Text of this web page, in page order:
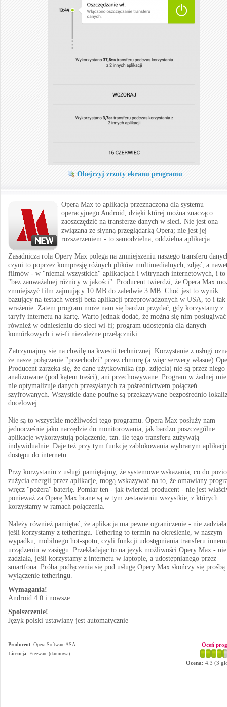
Obejrzyj zrzuty ekranu programu
Opera Max to aplikacja przeznaczona dla systemu
operacyjnego Android, dzięki której można znacząco
zaoszczędzić na transferze danych w sieci. Nie jest ona
związana ze słynną przeglądarką Opera; nie jest jej
rozszerzeniem - to samodzielna, oddzielna aplikacja.
Zasadnicza rola Opery Max polega na zmniejszeniu naszego transferu
czyni to poprzez kompresję różnych plików multimedialnych, zdjęć, a
filmów - w "niemal wszystkich" aplikacjach i witrynach internetowych, i to
"bez zauważalnej różnicy w jakości". Producent twierdzi, że Opera Max
zmniejszyć film zajmujący 10 MB do zaledwie 3 MB. Choć jest to wynik
bazujący na testach wersji beta aplikacji przeprowadzonych w USA, to i
wrażenie. Zatem program może nam się bardzo przydać, gdy korzystamy z
taryfy internetu na kartę. Warto jednak dodać, że można się nim posługiwać
również w odniesieniu do sieci wi-fi; program udostępnia dla danych
komórkowych i wi-fi niezależne przełączniki.
Zatrzymajmy się na chwilę na kwestii technicznej. Korzystanie z usługi
że nasze połączenie "przechodzi" przez chmurę (a więc serwery własne)
Producent zarzeka się, że dane użytkownika (np. zdjęcia) nie są przez niego
analizowane (pod kątem treści), ani przechowywane. Program w żadnej
nie optymalizuje danych przesyłanych za pośrednictwem połączeń
szyfrowanych. Wszystkie dane poufne są przekazywane bezpośrednio
docelowej.
Nie są to wszystkie możliwości tego programu. Opera Max posłuży nam
jednocześnie jako narzędzie do monitorowania, jak bardzo poszczególne
aplikacje wykorzystują połączenie, tzn. ile tego transferu zużywają
indywidualnie. Daje też przy tym funkcję zablokowania wybranym
dostępu do internetu.
Przy korzystaniu z usługi pamiętajmy, że systemowe wskazania, co do
zużycia energii przez aplikacje, mogą wskazywać na to, że omawiany
wręcz "pożera" baterię. Pomiar ten - jak twierdzi producent - nie jest
ponieważ za Operę Max brane są w tym zestawieniu wszystkie, z których
korzystamy w ramach połączenia.
Należy również pamiętać, że aplikacja ma pewne ograniczenie - nie
jeśli korzystamy z tetheringu. Tethering to termin na określenie, w naszym
wypadku, mobilnego hot-spotu, czyli funkcji udostępniania transferu
urządzeniu w zasięgu. Przekładając to na język możliwości Opery Max - nie
zadziała, jeśli korzystamy z internetu w laptopie, a udostępnianego przez
smartfona. Próba podłączenia się pod usługę Opery Max skończy się prośbą
wyłączenie tetheringu.
Wymagania!
Android 4.0 i nowsze
Spolszczenie!
Język polski ustawiany jest automatycznie
Producent: Opera Software ASA
Licencja: Freeware (darmowa)
Oceń
Ocena: 4.3 (3